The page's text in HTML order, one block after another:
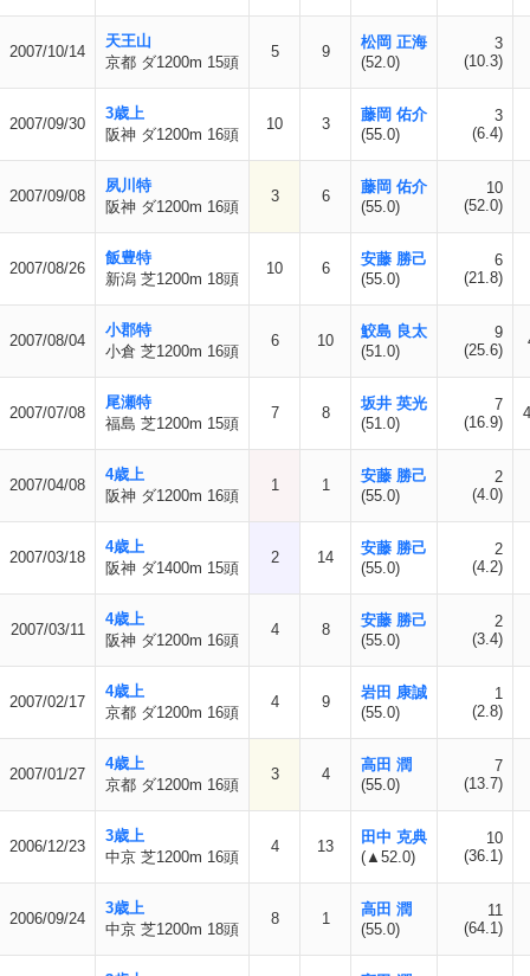
2007/10/14
天王山
京都 ダ1200m 15頭
5 9
松岡 正海
(52.0)
3
(10.3)
2007/09/30
3歳上
阪神 ダ1200m 16頭
10 3
藤岡 佑介
(55.0)
3
(6.4)
2007/09/08
夙川特
阪神 ダ1200m 16頭
3 6
藤岡 佑介
(55.0)
10
(52.0)
2007/08/26
飯豊特
新潟 芝1200m 18頭
10 6
安藤 勝己
(55.0)
6
(21.8)
2007/08/04
小郡特
小倉 芝1200m 16頭
6 10
鮫島 良太
(51.0)
9
(25.6)
2007/07/08
尾瀬特
福島 芝1200m 15頭
7 8
坂井 英光
(51.0)
7
(16.9)
2007/04/08
4歳上
阪神 ダ1200m 16頭
1 1
安藤 勝己
(55.0)
2
(4.0)
2007/03/18
4歳上
阪神 ダ1400m 15頭
2 14
安藤 勝己
(55.0)
2
(4.2)
2007/03/11
4歳上
阪神 ダ1200m 16頭
4 8
安藤 勝己
(55.0)
2
(3.4)
2007/02/17
4歳上
京都 ダ1200m 16頭
4 9
岩田 康誠
(55.0)
1
(2.8)
2007/01/27
4歳上
京都 ダ1200m 16頭
3 4
高田 潤
(55.0)
7
(13.7)
2006/12/23
3歳上
中京 芝1200m 16頭
4 13
田中 克典
(▲52.0)
10
(36.1)
2006/09/24
3歳上
中京 芝1200m 18頭
8 1
高田 潤
(55.0)
11
(64.1)